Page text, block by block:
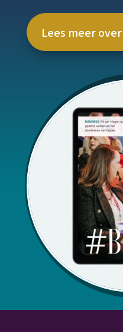
Lees meer